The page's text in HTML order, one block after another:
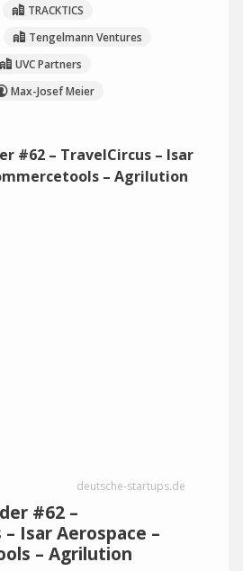
TRACKTICS
Tengelmann Ventures
UVC Partners
Max-Josef Meier
deutsche-startups.de
#62 –
Isar Aerospace –
– Agrilution